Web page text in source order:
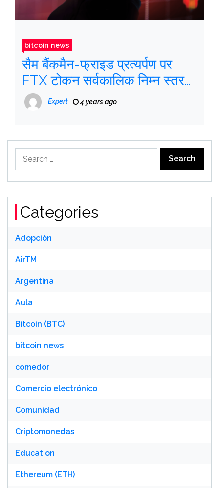
bitcoin news
सैम बैंकमैन-फ्राइड प्रत्यर्पण पर
FTX टोकन सर्वकालिक निम्न स्तर
पर गिराExpert 4 years ago
for:
Categories
Adopción
AirTM
Argentina
Aula
Bitcoin (BTC)
bitcoin news
comedor
Comercio electrónico
Comunidad
Criptomonedas
Education
Ethereum (ETH)